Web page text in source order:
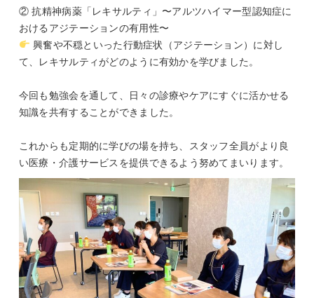
② 抗精神病薬「レキサルティ」〜アルツハイマー型認知症に
おけるアジテーションの有用性〜
興奮や不穏といった行動症状（アジテーション）に対し
て、レキサルティがどのように有効かを学びました。
今回も勉強会を通して、日々の診療やケアにすぐに活かせる
知識を共有することができました。
これからも定期的に学びの場を持ち、スタッフ全員がより良
い医療・介護サービスを提供できるよう努めてまいります。